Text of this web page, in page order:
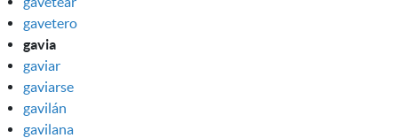
gavetero
gavia
gaviar
gaviarse
gavilán
gavilana